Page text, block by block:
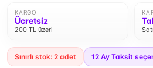
KARGO
Ücretsiz
200 TL üzeri
Sınırlı stok: 2 adet 12 Ay Taksit